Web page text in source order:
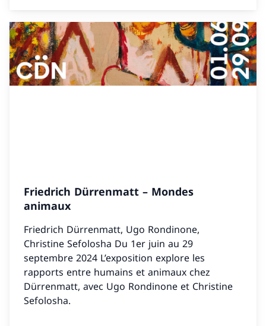
Friedrich Dürrenmatt – Mondes
animaux
Friedrich Dürrenmatt, Ugo Rondinone,
Christine Sefolosha Du 1er juin au 29
septembre 2024 L’exposition explore les
rapports entre humains et animaux chez
Dürrenmatt, avec Ugo Rondinone et Christine
Sefolosha.